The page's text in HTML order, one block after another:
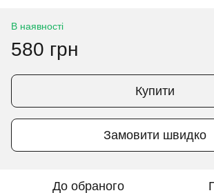
В наявності
580 грн
Купити
Замовити швидко
До обраного